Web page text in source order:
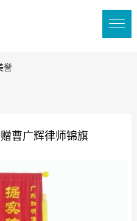
誉
曹广辉律师锦旗